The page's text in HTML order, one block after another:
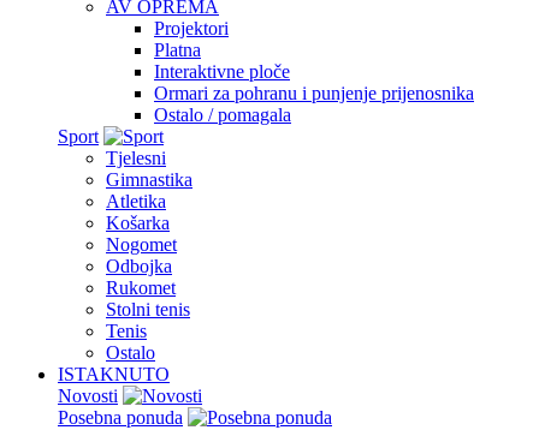
AV OPREMA
Projektori
Platna
Interaktivne ploče
Ormari za pohranu i punjenje prijenosnika
Ostalo / pomagala
Sport
Tjelesni
Gimnastika
Atletika
Košarka
Nogomet
Odbojka
Rukomet
Stolni tenis
Tenis
Ostalo
ISTAKNUTO
Novosti
Posebna ponuda